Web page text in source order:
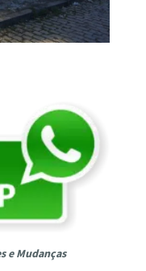
e Mudanças